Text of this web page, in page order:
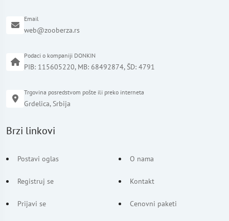
Email
web@zooberza.rs
Podaci o kompaniji DONKIN
PIB: 115605220, MB: 68492874, ŠD: 4791
Trgovina posredstvom pošte ili preko interneta
Grdelica, Srbija
Brzi linkovi
Postavi oglas
Registruj se
Prijavi se
O nama
Kontakt
Cenovni paketi